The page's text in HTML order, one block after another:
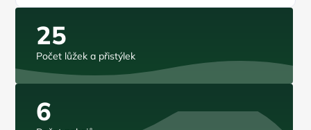
25
Počet lůžek a přistýlek
6